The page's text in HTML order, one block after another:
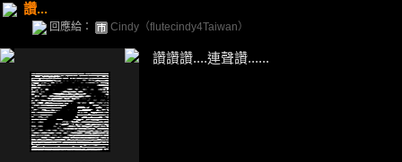
讚...
回應給： Cindy（flutecindy4Taiwan）
讚讚讚....連聲讚......